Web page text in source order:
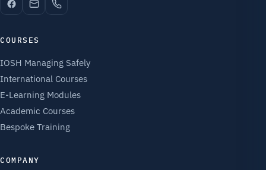
COURSES
IOSH Managing Safely
International Courses
E-Learning Modules
Academic Courses
Bespoke Training
COMPANY